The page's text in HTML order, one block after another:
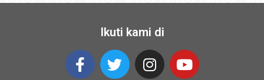
Ikuti kami di